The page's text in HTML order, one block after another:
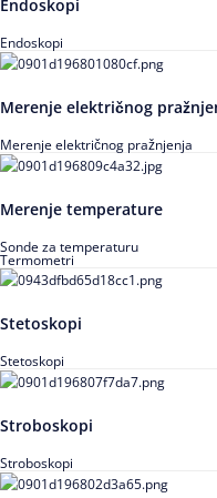
Endoskopi
Endoskopi
Merenje električnog
Merenje električnog pražnjenja
Merenje temperature
Sonde za temperaturu
Termometri
Stetoskopi
Stetoskopi
Stroboskopi
Stroboskopi